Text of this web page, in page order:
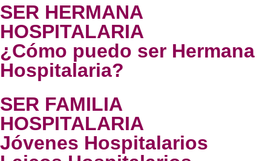
SER HERMANA
HOSPITALARIA
¿Cómo puedo ser Hermana
Hospitalaria?
SER FAMILIA
HOSPITALARIA
Jóvenes Hospitalarios